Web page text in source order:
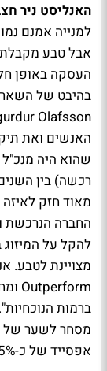
האנליסט ניר
למנייה אמנם
אבל טבע מקבלת
העסקה באופן
בהיבט של
מאוד חזק
החברה הנרכשת
להקל על
מצויינת לטבע.
אפסייד של כ-11.5%.